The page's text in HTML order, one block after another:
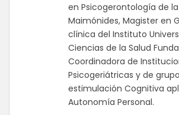
en Psicogerontología de
Maimónides, Magister en
clínica del Instituto
Ciencias de la Salud
Coordinadora de
Psicogeriátricas y de
estimulación Cognitiva
Autonomía Personal.